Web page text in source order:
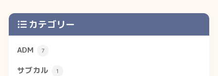
カテゴリー
ADM 7
サブカル 1